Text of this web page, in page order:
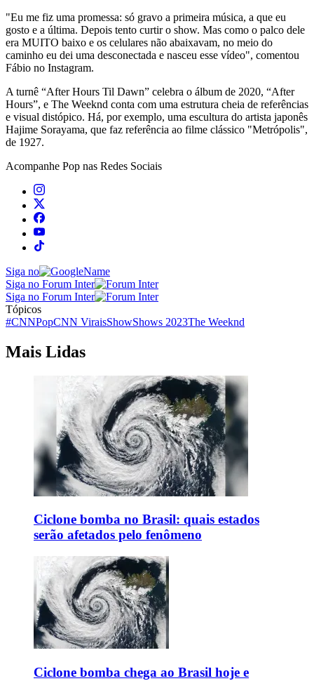
"Eu me fiz uma promessa: só gravo a primeira música, a que eu
gosto e a última. Depois tento curtir o show. Mas como o palco dele
era MUITO baixo e os celulares não abaixavam, no meio do
caminho eu dei uma desconectada e nasceu esse vídeo", comentou
Fábio no Instagram.
A turnê “After Hours Til Dawn” celebra o álbum de 2020, “After
Hours”, e The Weeknd conta com uma estrutura cheia de referências
e visual distópico. Há, por exemplo, uma escultura do artista japonês
Hajime Sorayama, que faz referência ao filme clássico "Metrópolis",
de 1927.
Acompanhe Pop nas Redes Sociais
Siga no
Siga no Forum Inter
Siga no Forum Inter
Tópicos
#CNNPopCNN ViraisShowShows 2023The Weeknd
Mais Lidas
Ciclone bomba no Brasil: quais estados
serão afetados pelo fenômeno
Ciclone bomba chega ao Brasil hoje e